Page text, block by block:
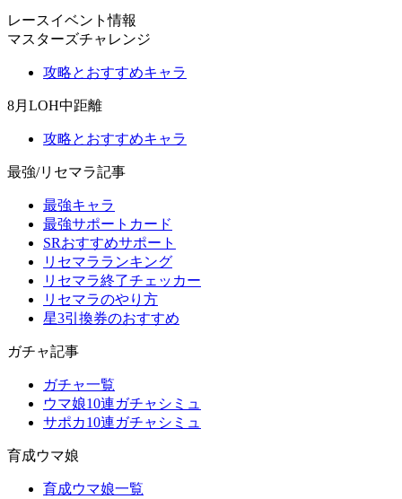
レースイベント情報
マスターズチャレンジ
攻略とおすすめキャラ
8月LOH中距離
攻略とおすすめキャラ
最強/リセマラ記事
最強キャラ
最強サポートカード
SRおすすめサポート
リセマラランキング
リセマラ終了チェッカー
リセマラのやり方
星3引換券のおすすめ
ガチャ記事
ガチャ一覧
ウマ娘10連ガチャシミュ
サポカ10連ガチャシミュ
育成ウマ娘
育成ウマ娘一覧